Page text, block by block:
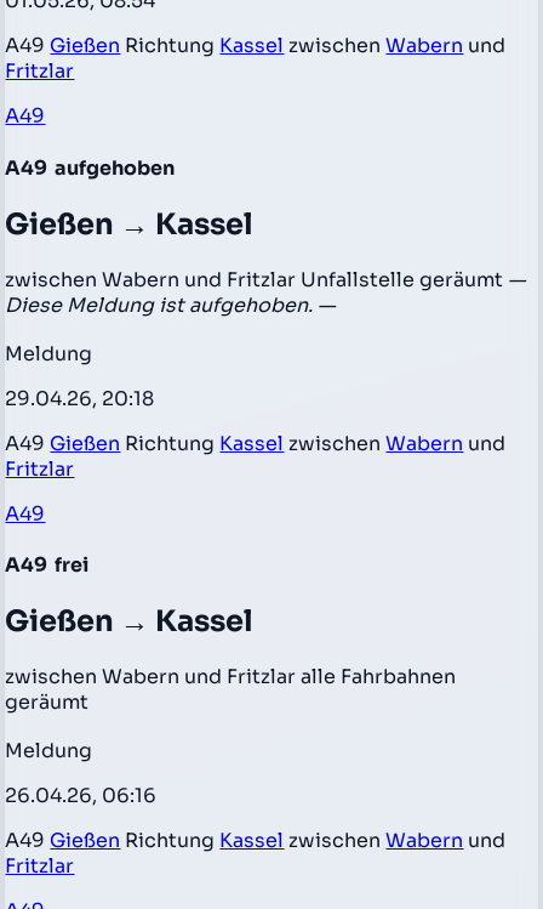
A49 Gießen Richtung Kassel zwischenWabern und
Fritzlar
A49
A49 aufgehoben
Gießen → Kassel
zwischen Wabern und Fritzlar Unfallstelle geräumt —
Diese Meldung ist aufgehoben. —
Meldung
29.04.26, 20:18
A49 Gießen Richtung Kassel zwischenWabern und
Fritzlar
A49
A49 frei
Gießen → Kassel
zwischen Wabern und Fritzlar alle Fahrbahnen
geräumt
Meldung
26.04.26, 06:16
A49 Gießen Richtung Kassel zwischenWabern und
Fritzlar